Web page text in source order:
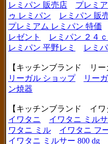
レミパン 販売店
プレミ
ゥ レミパン
レミパン 販
プレミアム レミパン 特価
レゼント
レミパン ２４
レミパン 平野レミ
レミ
【キッチンブランド リー
リーガル ショップ
リー
ン焼器
【キッチンブランド イワ
イワタニ
イワタニ ミル
ワタニ ミル
イワタニ フ
イワタニ ミルサー 800 dg